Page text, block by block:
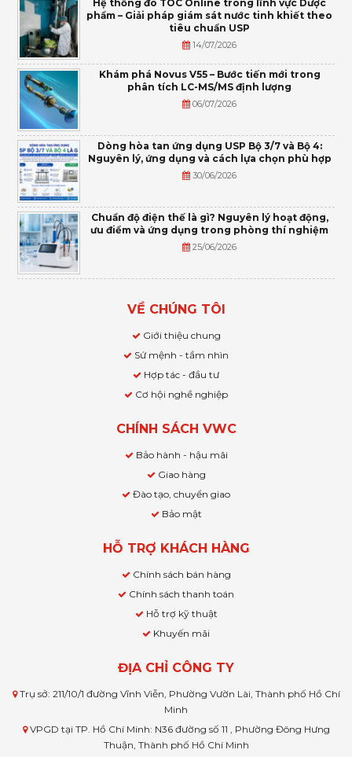
Hệ thống đo TOC Online trong lĩnh vực Dược
phẩm – Giải pháp giám sát nước tinh khiết theo
tiêu chuẩn USP
14/07/2026
Khám phá Novus V55 – Bước tiến mới trong
phân tích LC-MS/MS định lượng
06/07/2026
Dòng hòa tan ứng dụng USP Bộ 3/7 và Bộ 4:
Nguyên lý, ứng dụng và cách lựa chọn phù hợp
30/06/2026
Chuẩn độ điện thế là gì? Nguyên lý hoạt động,
ưu điểm và ứng dụng trong phòng thí nghiệm
25/06/2026
VỀ CHÚNG TÔI
Giới thiệu chung
Sứ mệnh - tầm nhìn
Hợp tác - đầu tư
Cơ hội nghề nghiệp
CHÍNH SÁCH VWC
Bảo hành - hậu mãi
Giao hàng
Đào tạo, chuyển giao
Bảo mật
HỖ TRỢ KHÁCH HÀNG
Chính sách bán hàng
Chính sách thanh toán
Hỗ trợ kỹ thuật
Khuyến mãi
ĐỊA CHỈ CÔNG TY
Trụ sở: 211/10/1 đường Vĩnh Viễn, Phường Vườn Lài, Thành phố Hồ Chí
Minh
VPGD tại TP. Hồ Chí Minh: N36 đường số 11 , Phường Đông Hưng
Thuận, Thành phố Hồ Chí Minh